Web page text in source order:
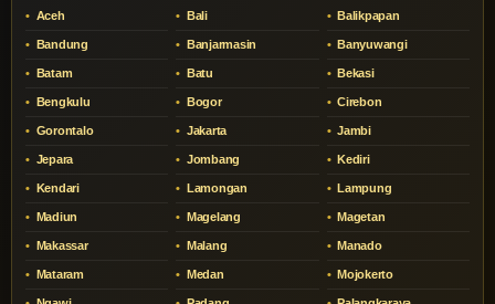
Aceh Bali Balikpapan
Bandung Banjarmasin Banyuwangi
Batam Batu Bekasi
Bengkulu Bogor Cirebon
Gorontalo Jakarta Jambi
Jepara Jombang Kediri
Kendari Lamongan Lampung
Madiun Magelang Magetan
Makassar Malang Manado
Mataram Medan Mojokerto